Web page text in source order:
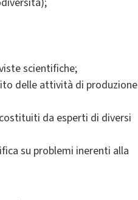
scientifiche;
delle attività di produzione
da esperti di diversi
su problemi inerenti alla